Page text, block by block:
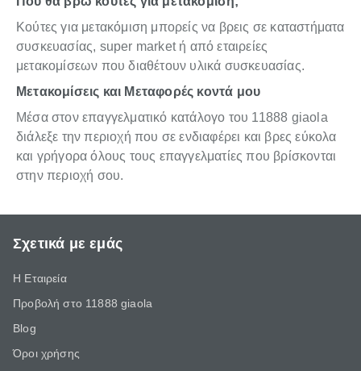
Κούτες για μετακόμιση μπορείς να βρεις σε καταστήματα
συσκευασίας, super market ή από εταιρείες
μετακομίσεων που διαθέτουν υλικά συσκευασίας.
Μετακομίσεις και Μεταφορές κοντά μου
Μέσα στον επαγγελματικό κατάλογο του 11888 giaola
διάλεξε την περιοχή που σε ενδιαφέρει και βρες εύκολα
και γρήγορα όλους τους επαγγελματίες που βρίσκονται
στην περιοχή σου.
Σχετικά με εμάς
Η Εταιρεία
Προβολή στο 11888 giaola
Blog
Όροι χρήσης